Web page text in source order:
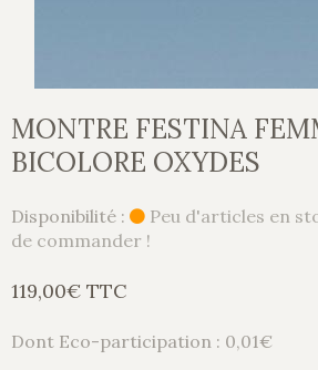
MONTRE FESTINA
BICOLORE OXYDES
Disponibilité :
Peu d'articles en
de commander !
119,00€ TTC
Dont Eco-participation : 0,01€